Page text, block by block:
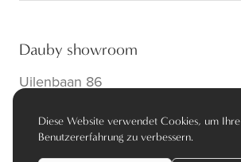
Dauby showroom
Uilenbaan 86
info@dauby.be|+32 3 354 16 86
Diese Website verwendet Cookies, um Ihre
Benutzererfahrung zu verbessern.